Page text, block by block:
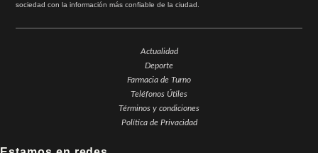
sociedad con la información más confiable de la ciudad.
Actualidad
Deporte
Farmacia de Turno
Teléfonos Útiles
Términos y condiciones
Política de Privacidad